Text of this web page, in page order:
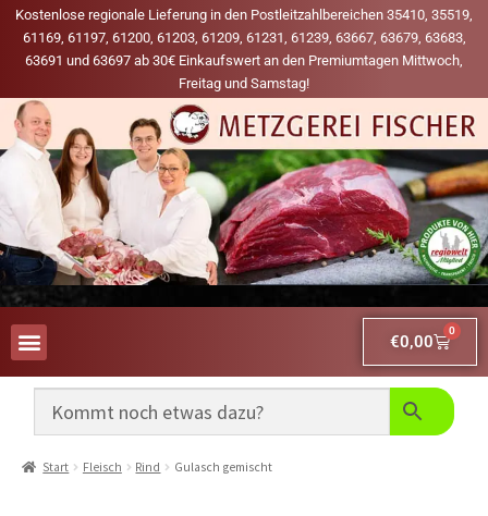
Kostenlose regionale Lieferung in den Postleitzahlbereichen 35410, 35519,
61169, 61197, 61200, 61203, 61209, 61231, 61239, 63667, 63679, 63683,
63691 und 63697 ab 30€ Einkaufswert an den Premiumtagen Mittwoch,
Freitag und Samstag!
€0,00
0
Start Fleisch Rind Gulasch gemischt